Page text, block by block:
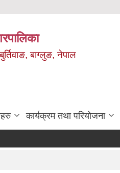
बाग्लुङ, नेपाल
कार्यक्रम तथा परियोजना